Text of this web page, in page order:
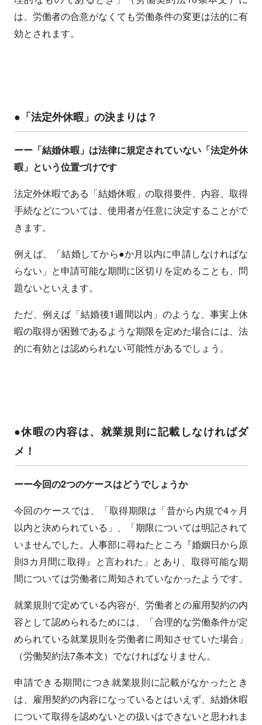
は、労働者の合意がなくても労働条件の変更は法的に有
効とされます。
●「法定外休暇」の決まりは？
ーー「結婚休暇」は法律に規定されていない「法定外休
暇」という位置づけです
法定外休暇である「結婚休暇」の取得要件、内容、取得
手続などについては、使用者が任意に決定することがで
きます。
例えば、「結婚してから●か月以内に申請しなければな
らない」と申請可能な期間に区切りを定めることも、問
題ないといえます。
ただ、例えば「結婚後1週間以内」のような、事実上休
暇の取得が困難であるような期限を定めた場合には、法
的に有効とは認められない可能性があるでしょう。
●休暇の内容は、就業規則に記載しなければダ
メ！
ーー今回の2つのケースはどうでしょうか
今回のケースでは、「取得期限は「昔から内規で4ヶ月
以内と決められている」、「期限については明記されて
いませんでした。人事部に尋ねたところ『婚姻日から原
則3カ月間に取得』と言われた」とあり、取得可能な期
間については労働者に周知されていなかったようです。
就業規則で定めている内容が、労働者との雇用契約の内
容として認められるためには、「合理的な労働条件が定
められている就業規則を労働者に周知させていた場合」
（労働契約法7条本文）でなければなりません。
申請できる期間につき就業規則に記載がなかったとき
は、雇用契約の内容になっているとはいえず、結婚休暇
について取得を認めないとの扱いはできないと思われま